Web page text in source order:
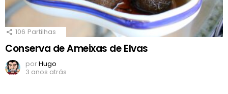
106 Partilhas
Conserva de Ameixas de Elvas
porHugo
3 anos atrás